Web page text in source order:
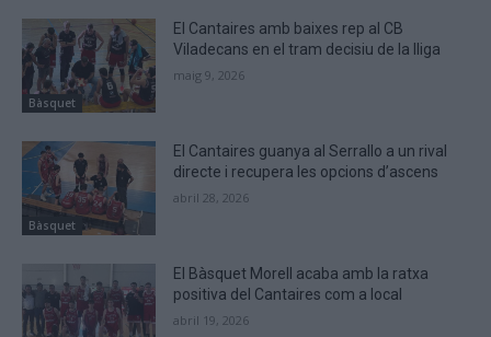
Bàsquet
El Cantaires amb baixes rep al CB
Viladecans en el tram decisiu de la lliga
maig 9, 2026
Bàsquet
El Cantaires guanya al Serrallo a un rival
directe i recupera les opcions d’ascens
abril 28, 2026
El Bàsquet Morell acaba amb la ratxa
positiva del Cantaires com a local
abril 19, 2026